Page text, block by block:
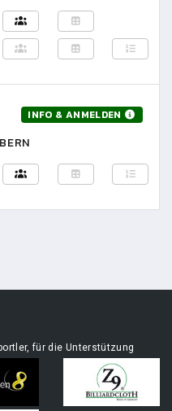
INFO & ANMELDEN
für die Unterstützung